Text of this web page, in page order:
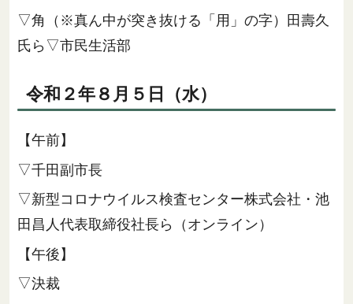
▽角（※真ん中が突き抜ける「用」の字）田壽久
氏ら▽市民生活部
令和２年８月５日（水）
【午前】
▽千田副市長
▽新型コロナウイルス検査センター株式会社・池
田昌人代表取締役社長ら（オンライン）
【午後】
▽決裁